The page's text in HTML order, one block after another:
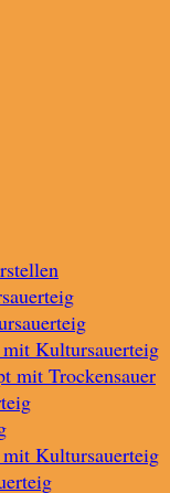
Kultursauerteig
mit Trockensauer
Kultursauerteig